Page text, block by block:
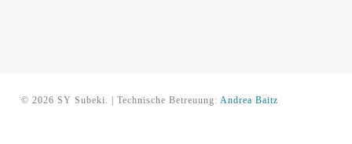
© 2026 SY Subeki. | Technische Betreuung: Andrea Baitz